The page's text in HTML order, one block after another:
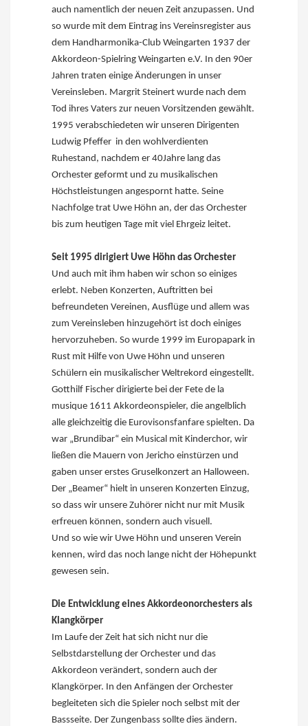
auch namentlich der neuen Zeit anzupassen. Und
so wurde mit dem Eintrag ins Vereinsregister aus
dem Handharmonika-Club Weingarten 1937 der
Akkordeon-Spielring Weingarten e.V. In den 90er
Jahren traten einige Änderungen in unser
Vereinsleben. Margrit Steinert wurde nach dem
Tod ihres Vaters zur neuen Vorsitzenden gewählt.
1995 verabschiedeten wir unseren Dirigenten
Ludwig Pfeffer in den wohlverdienten
Ruhestand, nachdem er 40Jahre lang das
Orchester geformt und zu musikalischen
Höchstleistungen angespornt hatte. Seine
Nachfolge trat Uwe Höhn an, der das Orchester
bis zum heutigen Tage mit viel Ehrgeiz leitet.
Seit 1995 dirigiert Uwe Höhn das Orchester
Und auch mit ihm haben wir schon so einiges
erlebt. Neben Konzerten, Auftritten bei
befreundeten Vereinen, Ausflüge und allem was
zum Vereinsleben hinzugehört ist doch einiges
hervorzuheben. So wurde 1999 im Europapark in
Rust mit Hilfe von Uwe Höhn und unseren
Schülern ein musikalischer Weltrekord eingestellt.
Gotthilf Fischer dirigierte bei der Fete de la
musique 1611 Akkordeonspieler, die angelblich
alle gleichzeitig die Eurovisonsfanfare spielten. Da
war „Brundibar“ ein Musical mit Kinderchor, wir
ließen die Mauern von Jericho einstürzen und
gaben unser erstes Gruselkonzert an Halloween.
Der „Beamer“ hielt in unseren Konzerten Einzug,
so dass wir unsere Zuhörer nicht nur mit Musik
erfreuen können, sondern auch visuell.
Und so wie wir Uwe Höhn und unseren Verein
kennen, wird das noch lange nicht der Höhepunkt
gewesen sein.
Die Entwicklung eines Akkordeonorchesters als
Klangkörper
Im Laufe der Zeit hat sich nicht nur die
Selbstdarstellung der Orchester und das
Akkordeon verändert, sondern auch der
Klangkörper. In den Anfängen der Orchester
begleiteten sich die Spieler noch selbst mit der
Bassseite. Der Zungenbass sollte dies ändern.